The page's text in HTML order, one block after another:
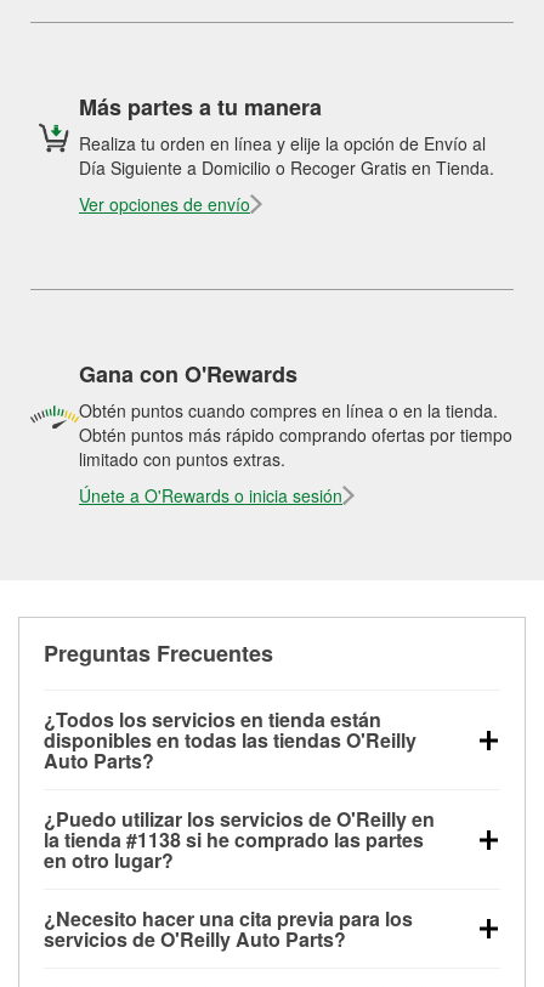
Más partes a tu manera
Realiza tu orden en línea y elije la opción de Envío al
Día Siguiente a Domicilio o Recoger Gratis en Tienda.
Ver opciones de envío
Gana con O'Rewards
Obtén puntos cuando compres en línea o en la tienda.
Obtén puntos más rápido comprando ofertas por tiempo
limitado con puntos extras.
Únete a O'Rewards o inicia sesión
Preguntas Frecuentes
¿Todos los servicios en tienda están
disponibles en todas las tiendas O'Reilly
Auto Parts?
las pruebas de batería, pruebas de alternador y
motor de arranque, revisión de la luz “Check Engine”
con O'Reilly VeriScan® e instalación de
limpiaparabrisas o bombillas, están disponibles en
todas las tiendas O'Reilly Auto Parts. La tienda
¿Puedo utilizar los servicios de O'Reilly en
la tienda #1138 si he comprado las partes
en otro lugar?
de O'Reilly Auto Parts que estén disponibles en la
tienda #1138 de Lexington, KY aunque hayas
¿Necesito hacer una cita previa para los
servicios de O'Reilly Auto Parts?